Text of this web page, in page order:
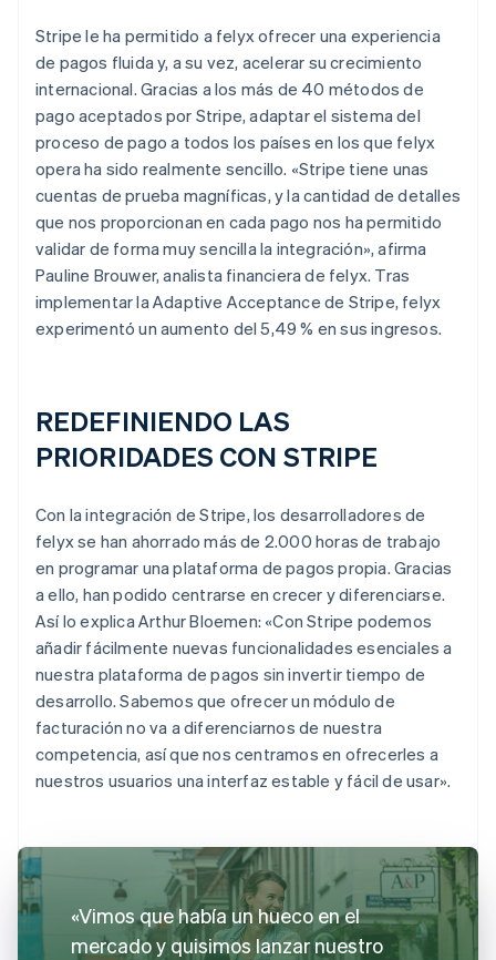
Stripe le ha permitido a felyx ofrecer una experiencia
de pagos fluida y, a su vez, acelerar su crecimiento
internacional. Gracias a los más de 40 métodos de
pago aceptados por Stripe, adaptar el sistema del
proceso de pago a todos los países en los que felyx
opera ha sido realmente sencillo. «Stripe tiene unas
cuentas de prueba magníficas, y la cantidad de detalles
que nos proporcionan en cada pago nos ha permitido
validar de forma muy sencilla la integración», afirma
Pauline Brouwer, analista financiera de felyx. Tras
implementar la Adaptive Acceptance de Stripe, felyx
experimentó un aumento del 5,49 % en sus ingresos.
REDEFINIENDO LAS
PRIORIDADES CON STRIPE
Con la integración de Stripe, los desarrolladores de
felyx se han ahorrado más de 2.000 horas de trabajo
en programar una plataforma de pagos propia. Gracias
a ello, han podido centrarse en crecer y diferenciarse.
Así lo explica Arthur Bloemen: «Con Stripe podemos
añadir fácilmente nuevas funcionalidades esenciales a
nuestra plataforma de pagos sin invertir tiempo de
desarrollo. Sabemos que ofrecer un módulo de
facturación no va a diferenciarnos de nuestra
competencia, así que nos centramos en ofrecerles a
nuestros usuarios una interfaz estable y fácil de usar».
«Vimos que había un hueco en el
mercado y quisimos lanzar nuestro